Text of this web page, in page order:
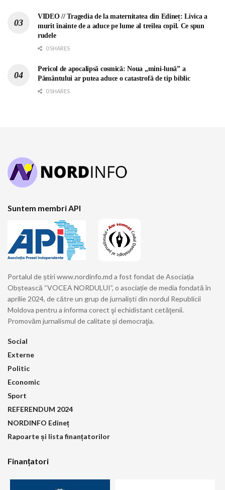
VIDEO // Tragedia de la maternitatea din Edineț: Livica a
murit înainte de a aduce pe lume al treilea copil. Ce spun
rudele
0 SHARES
Pericol de apocalipsă cosmică: Noua „mini-lună” a
Pământului ar putea aduce o catastrofă de tip biblic
0 SHARES
Suntem membri API
Portalul de știri www.nordinfo.md a fost fondat de Asociația
Obștească “VOCEA NORDULUI”, o asociație de media fondată în
aprilie 2024, de către un grup de jurnaliști din nordul Republicii
Moldova pentru a informa corect şi echidistant cetăţenii.
Promovăm jurnalismul de calitate și democraţia.
Social
Externe
Politic
Economic
Sport
REFERENDUM 2024
NORDINFO Edineț
Rapoarte și lista finanțatorilor
Finanțatori